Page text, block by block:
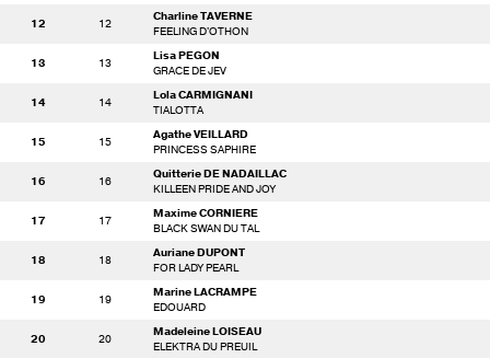
12 12
Charline TAVERNE
FEELING D'OTHON
13 13
Lisa PEGON
GRACE DE JEV
14 14
Lola CARMIGNANI
TIALOTTA
15 15
Agathe VEILLARD
PRINCESS SAPHIRE
16 16
Quitterie DE NADAILLAC
KILLEEN PRIDE AND JOY
17 17
Maxime CORNIERE
BLACK SWAN DU TAL
18 18
Auriane DUPONT
FOR LADY PEARL
19 19
Marine LACRAMPE
EDOUARD
20 20
Madeleine LOISEAU
ELEKTRA DU PREUIL